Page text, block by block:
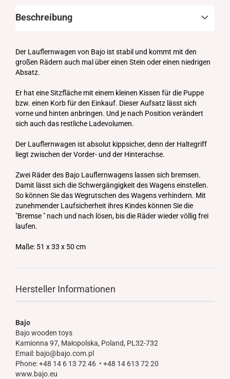
Beschreibung
Der Lauflernwagen von Bajo ist stabil und kommt mit den
großen Rädern auch mal über einen Stein oder einen niedrigen
Absatz.
Er hat eine Sitzfläche mit einem kleinen Kissen für die Puppe
bzw. einen Korb für den Einkauf. Dieser Aufsatz lässt sich
vorne und hinten anbringen. Und je nach Position verändert
sich auch das restliche Ladevolumen.
Der Lauflernwagen ist absolut kippsicher, denn der Haltegriff
liegt zwischen der Vorder- und der Hinterachse.
Zwei Räder des Bajo Lauflernwagens lassen sich bremsen.
Damit lässt sich die Schwergängigkeit des Wagens einstellen.
So können Sie das Wegrutschen des Wagens verhindern. Mit
zunehmender Laufsicherheit ihres Kindes können Sie die
"Bremse " nach und nach lösen, bis die Räder wieder völlig frei
laufen.
Maße: 51 x 33 x 50 cm
Hersteller Informationen
Bajo
Bajo wooden toys
Kamionna 97, Małopolska, Poland, PL32-732
Email: bajo@bajo.com.pl
Phone: +48 14 6 13 72 46 • +48 14 613 72 20
www.bajo.eu